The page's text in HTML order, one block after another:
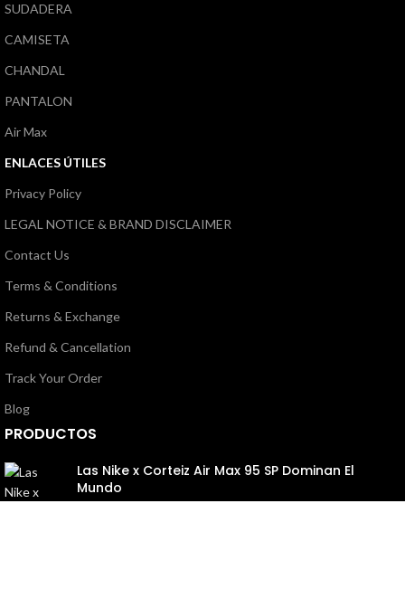
SUDADERA
CAMISETA
CHANDAL
PANTALON
Air Max
ENLACES ÚTILES
Privacy Policy
LEGAL NOTICE & BRAND DISCLAIMER
Contact Us
Terms & Conditions
Returns & Exchange
Refund & Cancellation
Track Your Order
Blog
PRODUCTOS
Las Nike x Corteiz Air Max 95 SP Dominan El
Mundo